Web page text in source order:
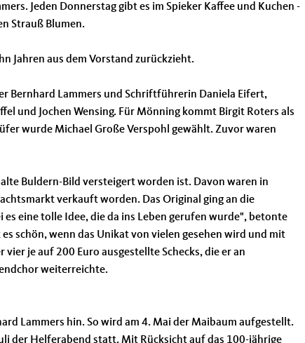
Jeden Donnerstag gibt es im Spieker Kaffee und Kuchen -
Strauß Blumen.
Jahren aus dem Vorstand zurückzieht.
Bernhard Lammers und Schriftführerin Daniela Eifert,
und Jochen Wensing. Für Mönning kommt Birgit Roters als
wurde Michael Große Verspohl gewählt. Zuvor waren
Buldern-Bild versteigert worden ist. Davon waren in
verkauft worden. Das Original ging an die
eine tolle Idee, die da ins Leben gerufen wurde", betonte
schön, wenn das Unikat von vielen gesehen wird und mit
je auf 200 Euro ausgestellte Schecks, die er an
weiterreichte.
Lammers hin. So wird am 4. Mai der Maibaum aufgestellt.
der Helferabend statt. Mit Rücksicht auf das 100-jährige